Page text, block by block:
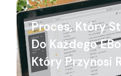
Proces, Który
Do Każdego
Który Przynosi